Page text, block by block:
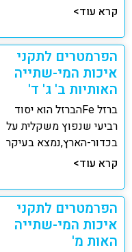
קרא עוד>
הפרמטרים לתקני
איכות המי-שתייה
האותיות ב' ג' ד'
ברזל Feהברזל הוא יסוד
רביעי שנפוץ משקלית על
בכדור-הארץ,נמצא בעיקר
קרא עוד>
הפרמטרים לתקני
איכות המי-שתייה
האות מ'